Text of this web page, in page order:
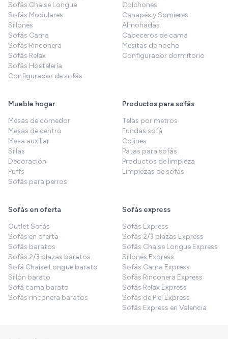
Sofás Chaise Longue
Sofás Modulares
Sillones
Sofás Cama
Sofás Rinconera
Sofás Relax
Sofás Hostelería
Configurador de sofás
Colchones
Canapés y Somieres
Almohadas
Cabeceros de cama
Mesitas de noche
Configurador dormitorio
Mueble hogar
Mesas de comedor
Mesas de centro
Mesa auxiliar
Sillas
Decoración
Puffs
Sofás para perros
Productos para sofás
Telas por metros
Fundas sofá
Cojines
Patas para sofás
Productos de limpieza
Limpiezas de sofás
Sofás en oferta
Outlet Sofás
Sofás en oferta
Sofás baratos
Sofás 2/3 plazas baratos
Sofá Chaise Longue barato
Sillón barato
Sofá cama barato
Sofás rinconera baratos
Sofás express
Sofás Express
Sofás 2/3 plazas Express
Sofás Chaise Longue Express
Sillones Express
Sofás Cama Express
Sofás Rinconera Express
Sofás Relax Express
Sofás de Piel Express
Sofás Express en Valencia